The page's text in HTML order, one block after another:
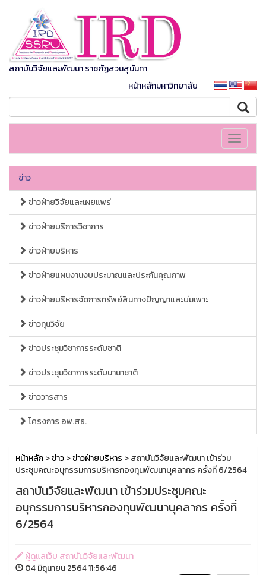
สถาบันวิจัยและพัฒนา ราชภัฏสวนสุนันทา
หน้าหลักมหาวิทยาลัย
Toggle
ข่าว
ข่าวฝ่ายวิจัยและเผยแพร่
ข่าวฝ่ายบริการวิชาการ
ข่าวฝ่ายบริหาร
ข่าวฝ่ายแผนงานงบประมาณและประกันคุณภาพ
ข่าวฝ่ายบริหารจัดการทรัพย์สินทางปัญญาและบ่มเพาะ
ข่าวทุนวิจัย
ข่าวประชุมวิชาการระดับชาติ
ข่าวประชุมวิชาการระดับนานาชาติ
ข่าววารสาร
โครงการ อพ.สธ.
หน้าหลัก>ข่าว>ข่าวฝ่ายบริหาร > สถาบันวิจัยและพัฒนา เข้าร่วม
ประชุมคณะอนุกรรมการบริหารกองทุนพัฒนาบุคลากร ครั้งที่ 6/2564
สถาบันวิจัยและพัฒนา เข้าร่วมประชุมคณะ
อนุกรรมการบริหารกองทุนพัฒนาบุคลากร ครั้งที่
6/2564
ผู้ดูแลเว็บ สถาบันวิจัยและพัฒนา
04 มิถุนายน 2564 11:56:46